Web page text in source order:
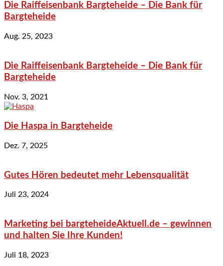
Die Raiffeisenbank Bargteheide – Die Bank für
Bargteheide
Aug. 25, 2023
Die Raiffeisenbank Bargteheide – Die Bank für
Bargteheide
Nov. 3, 2021
Die Haspa in Bargteheide
Dez. 7, 2025
Gutes Hören bedeutet mehr Lebensqualität
Juli 23, 2024
Marketing bei bargteheideAktuell.de – gewinnen
und halten Sie Ihre Kunden!
Juli 18, 2023